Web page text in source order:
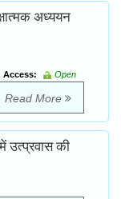
अध्ययन
Access:
Open
Read More
उत्प्रवास की